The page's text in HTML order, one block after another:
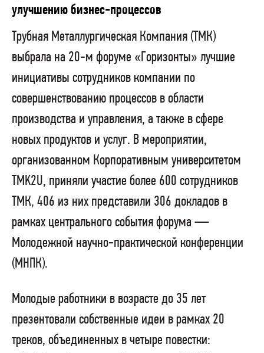
улучшению бизнес-процессов
Трубная Металлургическая Компания (ТМК)
выбрала на 20-м форуме «Горизонты» лучшие
инициативы сотрудников компании по
совершенствованию процессов в области
производства и управления, а также в сфере
новых продуктов и услуг. В мероприятии,
организованном Корпоративным университетом
TMK2U, приняли участие более 600 сотрудников
ТМК, 406 из них представили 306 докладов в
рамках центрального события форума —
Молодежной научно-практической конференции
(МНПК).
Молодые работники в возрасте до 35 лет
презентовали собственные идеи в рамках 20
треков, объединенных в четыре повестки: